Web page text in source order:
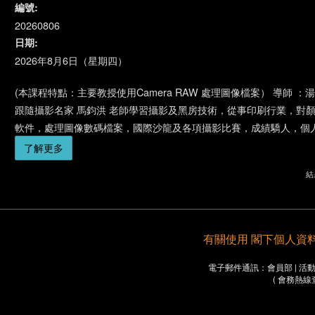
編號:
20260806
日期:
2026年8月6日（星期四）
(本課程特點：主要教授使用Camera RAW 處理圖像檔案） 導師
跟隨攝影名家 馬鈞洪 老師學習攝影及黑房技術，從事印刷行業，
軟件，處理圖像數碼檔案，國際沙龍及各項攝影比賽，成績驕人，
了解更多
有關使用 閣下個人資
電子郵件通訊：會員部 | 活
( 會務熱線